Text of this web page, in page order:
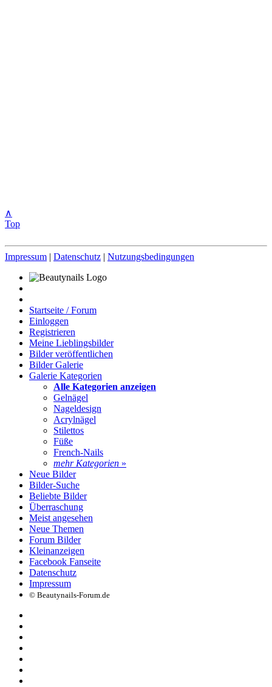
∧
Top
Impressum | Datenschutz | Nutzungsbedingungen
Startseite / Forum
Einloggen
Registrieren
Meine Lieblingsbilder
Bilder veröffentlichen
Bilder Galerie
Galerie Kategorien
Alle Kategorien anzeigen
Gelnägel
Nageldesign
Acrylnägel
Stilettos
Füße
French-Nails
mehr Kategorien »
Neue Bilder
Bilder-Suche
Beliebte Bilder
Überraschung
Meist angesehen
Neue Themen
Forum Bilder
Kleinanzeigen
Facebook Fanseite
Datenschutz
Impressum
© Beautynails-Forum.de